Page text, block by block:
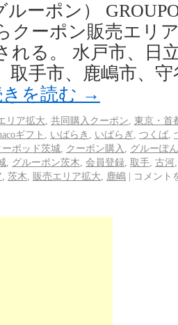
ルーポン）
クーポン販売エリ
れる。 水戸市、日
取手市、鹿嶋市、
を読む →
リア拡大 共同購入クーポン 東京・首
ギフト いばらき いばらぎ つくば
ーポッド茨城 クーポン購入
グルーぽん
グルーポン茨木 会員登録 取手 古河
茨木 販売エリア拡大 鹿嶋 | コメント